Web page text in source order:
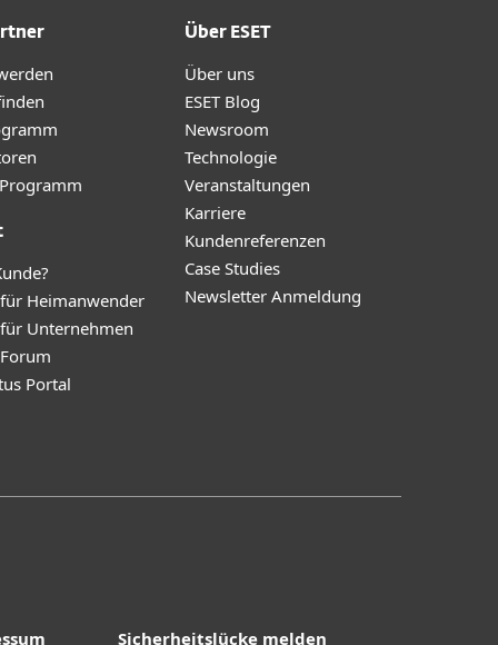
Heimanwender
Unternehmen
Portal
Über ESET
Über uns
ESET Blog
Newsroom
Technologie
Veranstaltungen
Karriere
Kundenreferenzen
Case Studies
Newsletter Anmeldung
Sicherheitslücke melden